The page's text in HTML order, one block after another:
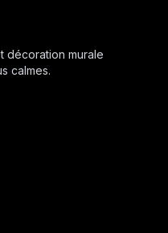
décoration murale
calmes.